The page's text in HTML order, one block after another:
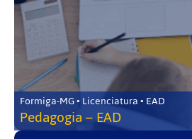
Formiga-MG • Licenciatura • EAD
Pedagogia – EAD